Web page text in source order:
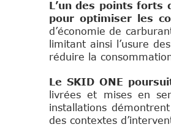
L’un des points forts
pour optimiser les
d’économie de
limitant ainsi l’usure
réduire la
Le SKID ONE
livrées et mises en
installations
des contextes